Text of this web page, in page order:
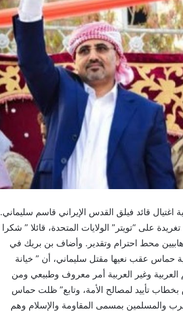
قائد فيلق القدس الإيراني قاسم سليماني.
على “تويتر” الولايات المتحدة، قائلا ” شكرا
محط احترام وتقدير. وأضاف بن بريك في
حماس عقب نعيها مقتل سليماني، أن ” خيانة
وغير العربية أمر معروف وطبيعي ومن
تأييد لمصالح الأمة، وتابع” ظلت حماس
والمسلمين بمسمى المقاومة والإسلام وهم